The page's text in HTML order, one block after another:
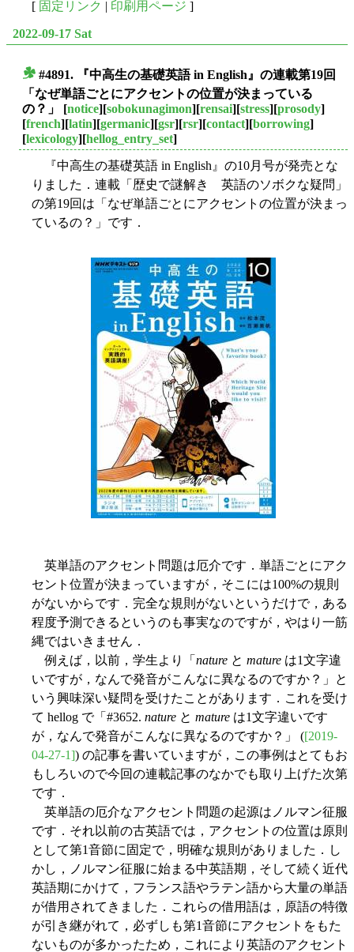
[ 固定リンク | 印刷用ページ ]
2022-09-17 Sat
#4891. 『中高生の基礎英語 in English』の連載第19回
「なぜ単語ごとにアクセントの位置が決まっている
の？」
[notice][sobokunagimon][rensai][stress][prosody]
[french][latin][germanic][gsr][rsr][contact][borrowing]
[lexicology][hellog_entry_set]
『中高生の基礎英語 in English』の10月号が発売とな
りました．連載「歴史で謎解き 英語のソボクな疑問」
の第19回は「なぜ単語ごとにアクセントの位置が決まっ
ているの？」です．
英単語のアクセント問題は厄介です．単語ごとにアク
セント位置が決まっていますが，そこには100%の規則
がないからです．完全な規則がないというだけで，ある
程度予測できるというのも事実なのですが，やはり一筋
縄ではいきません．
例えば，以前，学生より「 nature と mature は1文字違
いですが，なんで発音がこんなに異なるのですか？」と
いう興味深い疑問を受けたことがあります．これを受け
て hellog で「#3652. nature と mature は1文字違いです
が，なんで発音がこんなに異なるのですか？」 ([2019-
04-27-1]) の記事を書いていますが，この事例はとてもお
もしろいので今回の連載記事のなかでも取り上げた次第
です．
英単語の厄介なアクセント問題の起源はノルマン征服
です．それ以前の古英語では，アクセントの位置は原則
として第1音節に固定で，明確な規則がありました．し
かし，ノルマン征服に始まる中英語期，そして続く近代
英語期にかけて，フランス語やラテン語から大量の単語
が借用されてきました．これらの借用語は，原語の特徴
が引き継がれて，必ずしも第1音節にアクセントをもた
ないものが多かったため，これにより英語のアクセント